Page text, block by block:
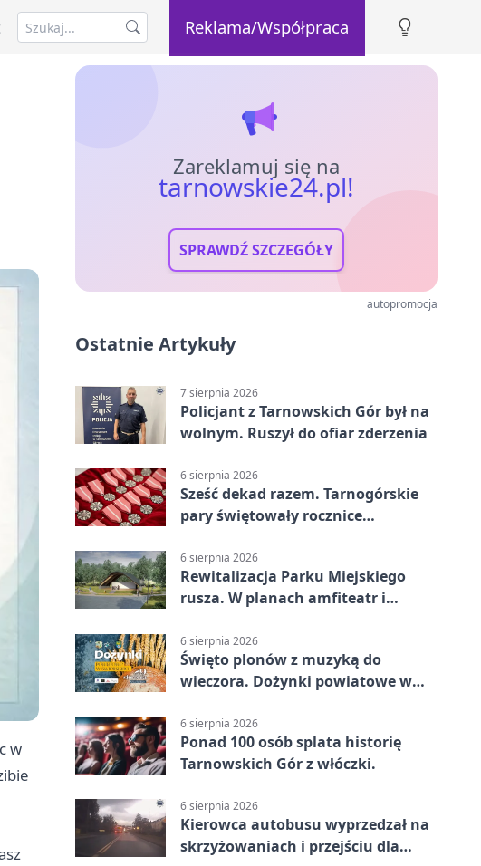
Reklama/Współpraca
w
Zareklamuj się na
tarnowskie24.pl!
SPRAWDŹ SZCZEGÓŁY
autopromocja
Ostatnie Artykuły
7 sierpnia 2026
Policjant z Tarnowskich Gór był na
wolnym. Ruszył do ofiar zderzenia
6 sierpnia 2026
Sześć dekad razem. Tarnogórskie
pary świętowały rocznice
6 sierpnia 2026
Rewitalizacja Parku Miejskiego
rusza. W planach amfiteatr i
6 sierpnia 2026
Święto plonów z muzyką do
wieczora. Dożynki powiatowe w
6 sierpnia 2026
Ponad 100 osób splata historię
Tarnowskich Gór z włóczki.
6 sierpnia 2026
Kierowca autobusu wyprzedzał na
skrzyżowaniach i przejściu dla